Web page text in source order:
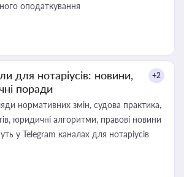
оподаткування
для нотаріусів: новини,
поради
+2
нормативних змін, судова практика,
юридичні алгоритми, правові новини
у Telegram каналах для нотаріусів